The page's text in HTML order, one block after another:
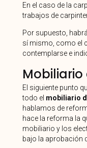
En el caso de la
trabajos de
Por supuesto,
sí mismo, como el
contemplarse e
El siguiente punto
todo el mobiliario
hablamos de
hace la reforma la
mobiliario y los
bajo la aprobación